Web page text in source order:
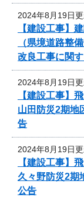
2024年8月19日
【建設工事
（県境道路整
改良工事に関
2024年8月19日
【建設工事】
山田防災2期
告
2024年8月19日
【建設工事】
久々野防災2
公告